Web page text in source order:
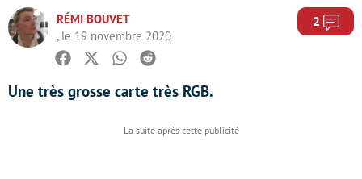
RÉMI BOUVET
, le 19 novembre 2020
2
Facebook
TwitterWhatsapp
Reddit
Une très grosse carte très RGB.